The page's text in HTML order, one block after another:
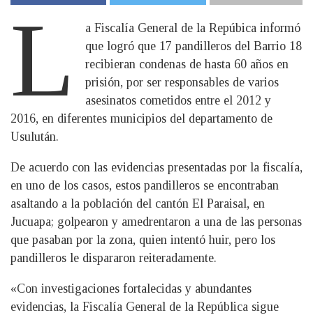
L
a Fiscalía General de la Repúbica informó
que logró que 17 pandilleros del Barrio 18
recibieran condenas de hasta 60 años en
prisión, por ser responsables de varios
asesinatos cometidos entre el 2012 y
2016, en diferentes municipios del departamento de
Usulután.
De acuerdo con las evidencias presentadas por la fiscalía,
en uno de los casos, estos pandilleros se encontraban
asaltando a la población del cantón El Paraisal, en
Jucuapa; golpearon y amedrentaron a una de las personas
que pasaban por la zona, quien intentó huir, pero los
pandilleros le dispararon reiteradamente.
«Con investigaciones fortalecidas y abundantes
evidencias, la Fiscalía General de la República sigue